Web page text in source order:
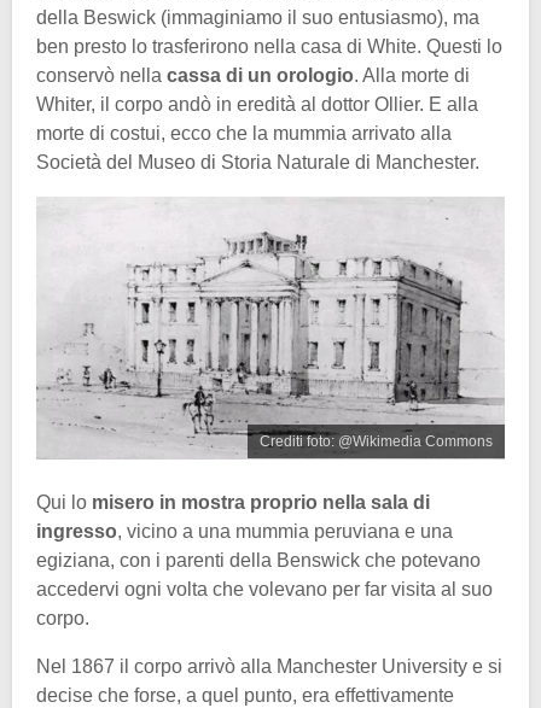
della Beswick (immaginiamo il suo entusiasmo), ma
ben presto lo trasferirono nella casa di White. Questi lo
conservò nella cassa di un orologio. Alla morte di
Whiter, il corpo andò in eredità al dottor Ollier. E alla
morte di costui, ecco che la mummia arrivato alla
Società del Museo di Storia Naturale di Manchester.
Crediti foto: @Wikimedia Commons
Qui lo misero in mostra proprio nella sala di
ingresso, vicino a una mummia peruviana e una
egiziana, con i parenti della Benswick che potevano
accedervi ogni volta che volevano per far visita al suo
corpo.
Nel 1867 il corpo arrivò alla Manchester University e si
decise che forse, a quel punto, era effettivamente